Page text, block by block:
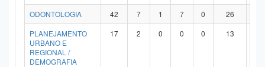
ODONTOLOGIA
42 7 1 7 0 26
PLANEJAMENTO
URBANO E
REGIONAL /
DEMOGRAFIA
17 2 0 0 0 13